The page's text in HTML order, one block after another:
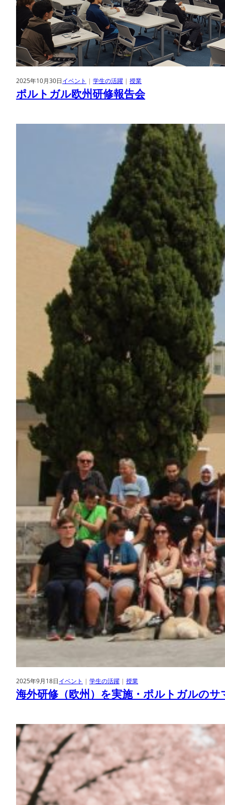
2025年10月30日イベント | 学生の活躍 | 授業
ポルトガル欧州研修報告会
2025年9月18日イベント | 学生の活躍 | 授業
海外研修（欧州）を実施・ポルトガルの